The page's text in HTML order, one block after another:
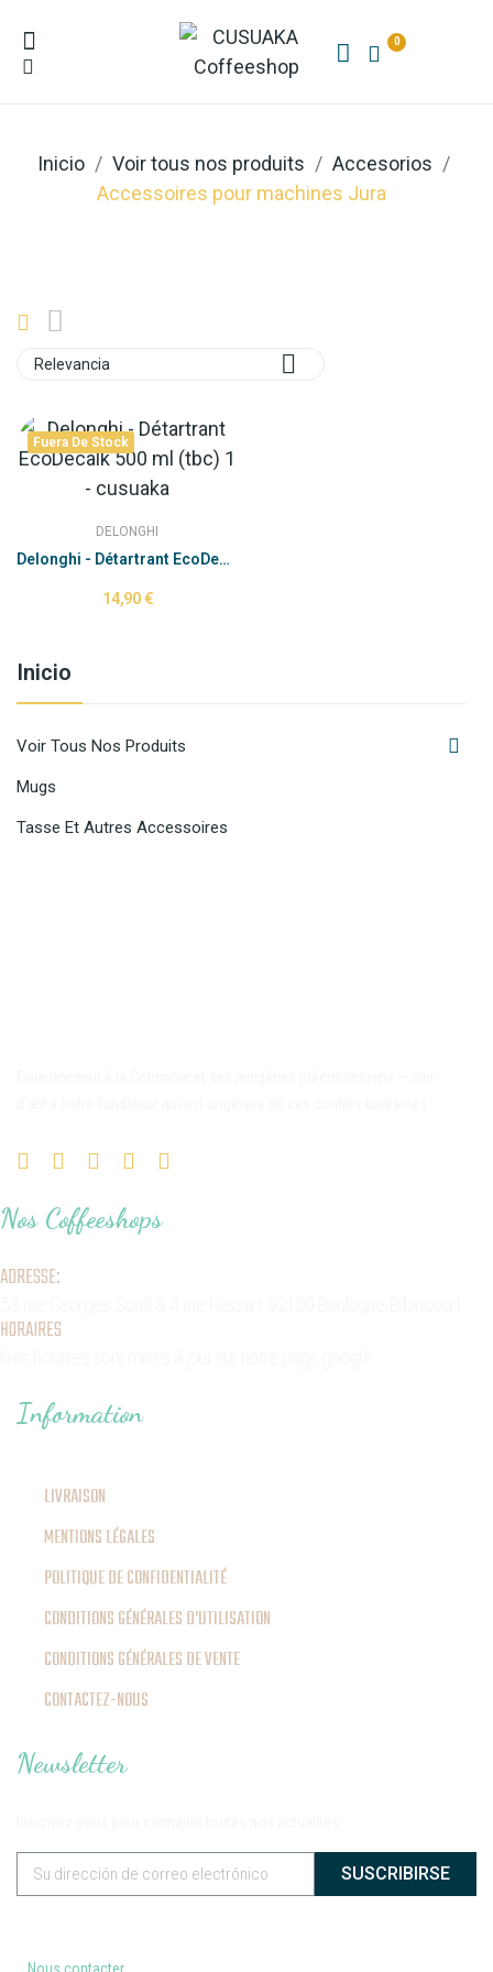
0
Inicio Voir tous nos produits
Accesorios
Accessoires pour machines Jura
Inicio
Voir Tous Nos Produits 
Mugs
Tasse Et Autres Accessoires
Relevancia 
Fuera De Stock
DELONGHI
Delonghi - Détartrant EcoDecalk 500 ml (tbc)
14,90 €
Nos Coffeeshops
ADRESSE:
HORAIRES
Information
LIVRAISON
MENTIONS LÉGALES
POLITIQUE DE CONFIDENTIALITÉ
CONDITIONS GÉNÉRALES D'UTILISATION
CONDITIONS GÉNÉRALES DE VENTE
CONTACTEZ-NOUS
Newsletter
SUSCRIBIRSE